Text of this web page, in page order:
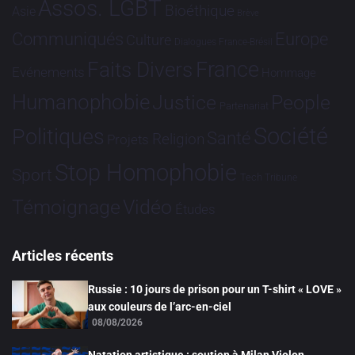
Asie Assos. LGBT Bioéthique Brève
Communiqués Culture Dialogues France-Brésil Europe
Evénements Faits Divers France Hommage
HumanophobieJustice Partenariat People
Politiques Projets Religion Santé Société
Sport Stop Homophobie Tech Tribune
TémoignageVidéo Études
Articles récents
Russie : 10 jours de prison pour un T-shirt « LOVE »
aux couleurs de l’arc-en-ciel
08/08/2026